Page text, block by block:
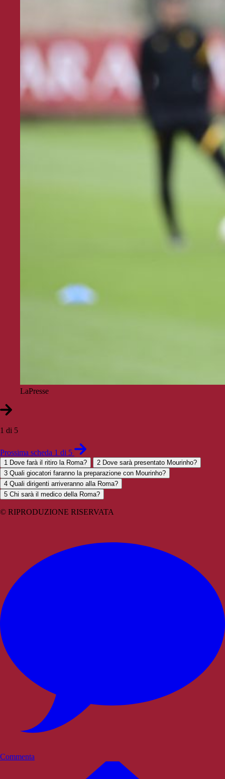
LaPresse
1 di 5
Prossima scheda 1 di 5
1 Dove farà il ritiro la Roma? 2 Dove sarà presentato Mourinho?
3 Quali giocatori faranno la preparazione con Mourinho?
4 Quali dirigenti arriveranno alla Roma?
5 Chi sarà il medico della Roma?
© RIPRODUZIONE RISERVATA
Commenta